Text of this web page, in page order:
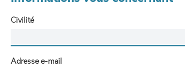
Civilité
Adresse e-mail